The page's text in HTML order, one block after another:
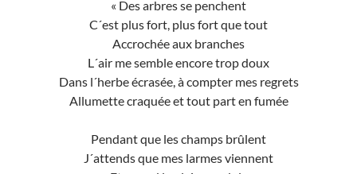
« Des arbres se penchent
C´est plus fort, plus fort que tout
Accrochée aux branches
L´air me semble encore trop doux
Dans l´herbe écrasée, à compter mes regrets
Allumette craquée et tout part en fumée
Pendant que les champs brûlent
J´attends que mes larmes viennent